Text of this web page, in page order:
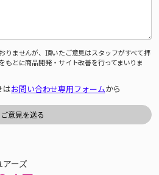
りませんが、頂いたご意見はスタッフがすべて拝
もとに商品開発・サイト改善を行ってまいりま
はお問い合わせ専用フォームから
アーズ